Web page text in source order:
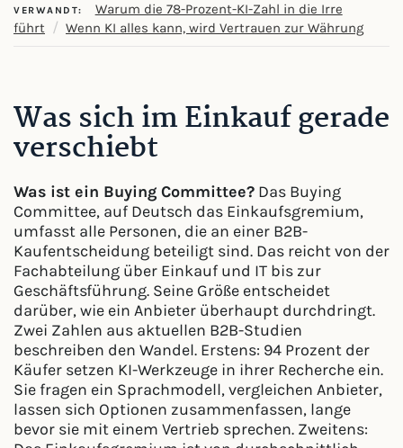
VERWANDT:
Warum die 78-Prozent-KI-Zahl in die Irre
führt / Wenn KI alles kann, wird Vertrauen zur Währung
Was sich im Einkauf gerade
verschiebt
Was ist ein Buying Committee? Das Buying
Committee, auf Deutsch das Einkaufsgremium,
umfasst alle Personen, die an einer B2B-
Kaufentscheidung beteiligt sind. Das reicht von der
Fachabteilung über Einkauf und IT bis zur
Geschäftsführung. Seine Größe entscheidet
darüber, wie ein Anbieter überhaupt durchdringt.
Zwei Zahlen aus aktuellen B2B-Studien
beschreiben den Wandel. Erstens: 94 Prozent der
Käufer setzen KI-Werkzeuge in ihrer Recherche ein.
Sie fragen ein Sprachmodell, vergleichen Anbieter,
lassen sich Optionen zusammenfassen, lange
bevor sie mit einem Vertrieb sprechen. Zweitens: